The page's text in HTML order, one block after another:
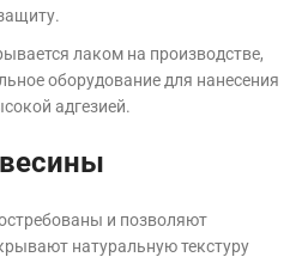
лаком на производстве,
оборудование для нанесения
адгезией.
и позволяют
натуральную текстуру